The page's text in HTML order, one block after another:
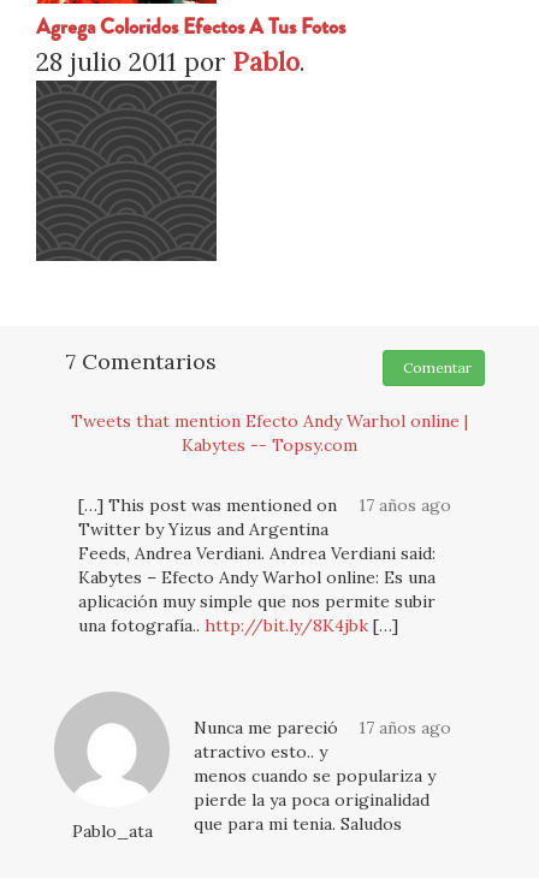
Agrega Coloridos Efectos A Tus Fotos
28 julio 2011 por Pablo.
7 Comentarios Comentar
Tweets that mention Efecto Andy Warhol online |
Kabytes -- Topsy.com
17 años ago
[…] This post was mentioned on
Twitter by Yizus and Argentina
Feeds, Andrea Verdiani. Andrea Verdiani said:
Kabytes – Efecto Andy Warhol online: Es una
aplicación muy simple que nos permite subir
una fotografía.. http://bit.ly/8K4jbk […]
Pablo_ata
17 años ago
Nunca me pareció
atractivo esto.. y
menos cuando se populariza y
pierde la ya poca originalidad
que para mi tenia. Saludos